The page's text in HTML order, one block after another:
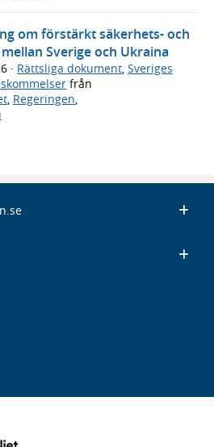
om förstärkt säkerhets- och
Sverige och Ukraina
· Rättsliga dokument, Sveriges
från
, Regeringen,